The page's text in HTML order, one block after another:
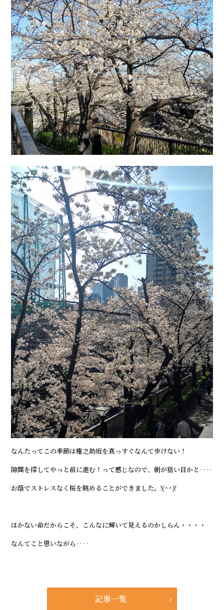
なんたってこの季節は権之助坂を真っすぐなんて歩けない！
隙間を探してやっと前に進む！って感じなので、朝が狙い目かと‥‥
お蔭でストレスなく桜を眺めることができました。!(^^)!
はかない命だからこそ、こんなに輝いて見えるのかしらん・・・・
なんてこと思いながら‥‥
記事一覧